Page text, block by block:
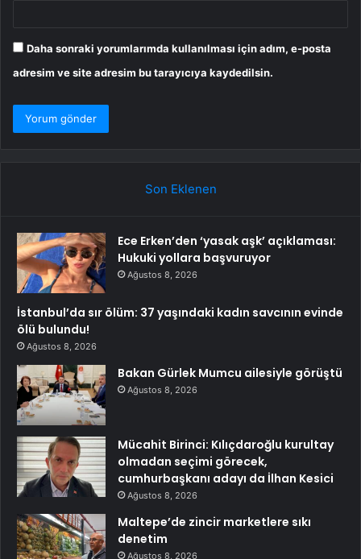
Daha sonraki yorumlarımda kullanılması için adım, e-posta
adresim ve site adresim bu tarayıcıya kaydedilsin.
Son Eklenen
Ece Erken’den ‘yasak aşk’ açıklaması:
Hukuki yollara başvuruyor
Ağustos 8, 2026
İstanbul’da sır ölüm: 37 yaşındaki kadın savcının evinde
ölü bulundu!
Ağustos 8, 2026
Bakan Gürlek Mumcu ailesiyle görüştü
Ağustos 8, 2026
Mücahit Birinci: Kılıçdaroğlu kurultay
olmadan seçimi görecek,
cumhurbaşkanı adayı da İlhan Kesici
Ağustos 8, 2026
Maltepe’de zincir marketlere sıkı
denetim
Ağustos 8, 2026